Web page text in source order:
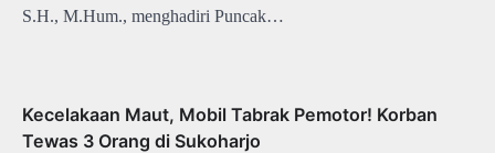
S.H., M.Hum., menghadiri Puncak…
Kecelakaan Maut, Mobil Tabrak Pemotor! Korban
Tewas 3 Orang di Sukoharjo